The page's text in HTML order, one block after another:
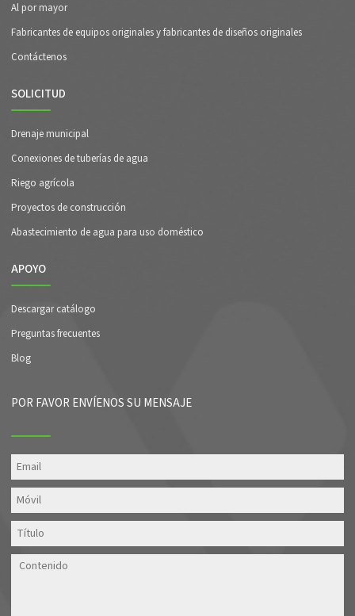
Al por mayor
Fabricantes de equipos originales y fabricantes de diseños originales
Contáctenos
SOLICITUD
Drenaje municipal
Conexiones de tuberías de agua
Riego agrícola
Proyectos de construcción
Abastecimiento de agua para uso doméstico
APOYO
Descargar catálogo
Preguntas frecuentes
Blog
POR FAVOR ENVÍENOS SU MENSAJE